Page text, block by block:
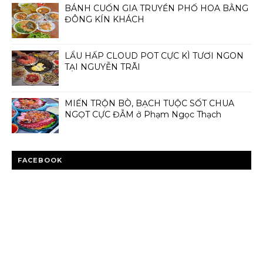
BÁNH CUỐN GIA TRUYỀN PHỐ HOA BẰNG
ĐÔNG KÍN KHÁCH
LẨU HẤP CLOUD POT CỰC KÌ TƯƠI NGON
TẠI NGUYỄN TRÃI
MIẾN TRỘN BÒ, BẠCH TUỘC SỐT CHUA
NGỌT CỰC ĐẪM ở Phạm Ngọc Thạch
FACEBOOK